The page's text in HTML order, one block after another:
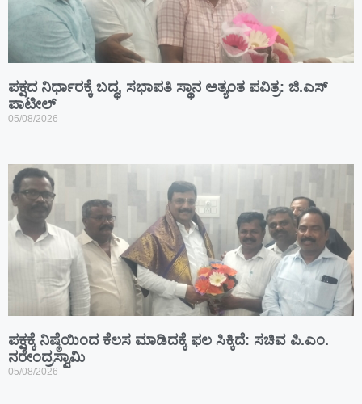
ಪಕ್ಷದ ನಿರ್ಧಾರಕ್ಕೆ ಬದ್ಧ, ಸಭಾಪತಿ ಸ್ಥಾನ ಅತ್ಯಂತ ಪವಿತ್ರ: ಜಿ.ಎಸ್
ಪಾಟೀಲ್
05/08/2026
ಪಕ್ಷಕ್ಕೆ ನಿಷ್ಠೆಯಿಂದ ಕೆಲಸ ಮಾಡಿದಕ್ಕೆ ಫಲ ಸಿಕ್ಕಿದೆ: ಸಚಿವ ಪಿ.ಎಂ.
ನರೇಂದ್ರಸ್ವಾಮಿ
05/08/2026